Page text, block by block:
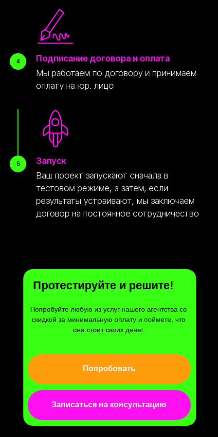
Подписание договора и оплата
Мы работаем по договору и принимаем
оплату на юр. лицо
Запуск
Ваш проект запускают сначала в
тестовом режиме, а затем, если
результаты устраивают, мы заключаем
договор на постоянное сотрудничество
Попробуйте любую из услуг нашего агентства со
скидкой за минимальную оплату и поймете, что
она стоит своих денег.
Протестируйте и решите!
Записаться на консультацию
Попробовать
Киевское шоссе, 22-й километр, 4, стр. 1,
административный округ, Москва
ПН-ПТ 09:00 - 21:00
Открыть в картах
Написать в Телеграм